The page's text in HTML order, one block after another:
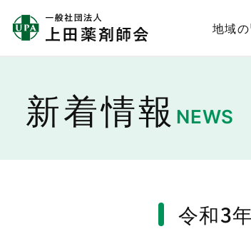
地域
新着情報 NEWS
令和3